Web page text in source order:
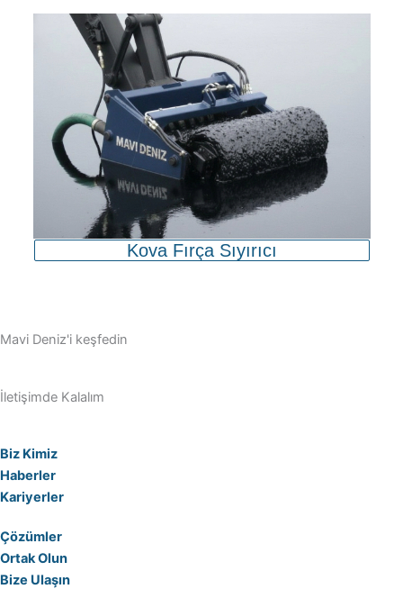
Kova Fırça Sıyırıcı
Mavi Deniz'i keşfedin
İletişimde Kalalım
Biz Kimiz
Haberler
Kariyerler
Çözümler
Ortak Olun
Bize Ulaşın